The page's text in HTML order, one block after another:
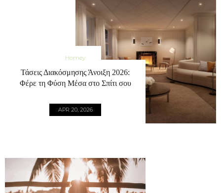
Homey
Τάσεις Διακόσμησης Άνοιξη 2026:
Φέρε τη Φύση Μέσα στο Σπίτι σου
APR 20, 2026